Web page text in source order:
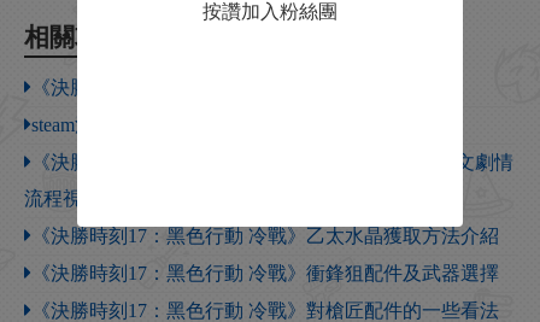
相關攻略
《決勝時刻17》遊戲問題解決
steam決勝時刻叫什麽
《決勝時刻17：黑色行動冷戰》最高難度全收集中文劇情
流程視頻攻略
《決勝時刻17：黑色行動 冷戰》乙太水晶獲取方法介紹
《決勝時刻17：黑色行動 冷戰》衝鋒狙配件及武器選擇
《決勝時刻17：黑色行動 冷戰》對槍匠配件的一些看法
按讚加入粉絲團